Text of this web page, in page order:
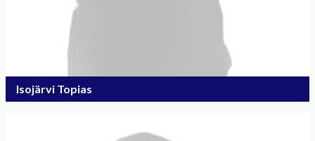
Isojärvi Topias